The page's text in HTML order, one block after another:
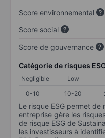
Score environnemental
Score social
Score de gouvernance
Catégorie de risques
Negligible Low
0-10
10-20
Le risque ESG permet
entreprise gère les
de risque ESG de
les investisseurs à